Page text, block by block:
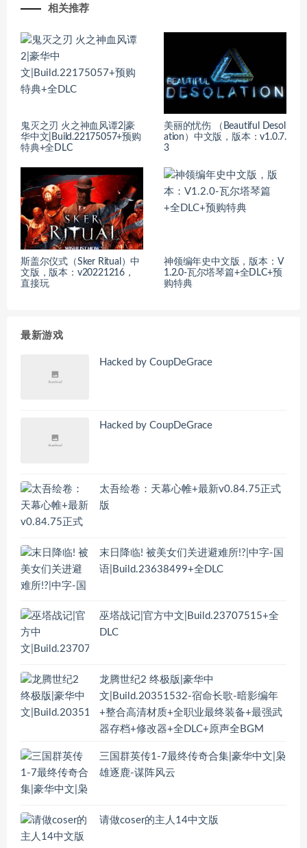
相关推荐
鬼灭之刃 火之神血风谭2|豪
华中文|Build.22175057+预购
特典+全DLC
美丽的忧伤 （Beautiful Desol
ation）中文版，版本：v1.0.7.
3
斯盖尔仪式（Sker Ritual）中
文版，版本：v20221216，
直接玩
神领编年史中文版，版本：V
1.2.0-瓦尔塔琴篇+全DLC+预
购特典
最新游戏
Hacked by CoupDeGrace
Hacked by CoupDeGrace
太吾绘卷：天幕心帷+最新v0.84.75正式
版
末日降临! 被美女们关进避难所!?|中字-国
语|Build.23638499+全DLC
巫塔战记|官方中文|Build.23707515+全
DLC
龙腾世纪2 终极版|豪华中
文|Build.20351532-宿命长歌-暗影编年
+整合高清材质+全职业最终装备+最强武
器存档+修改器+全DLC+原声全BGM
三国群英传1-7最终传奇合集|豪华中文|枭
雄逐鹿-谋阵风云
请做coser的主人14中文版